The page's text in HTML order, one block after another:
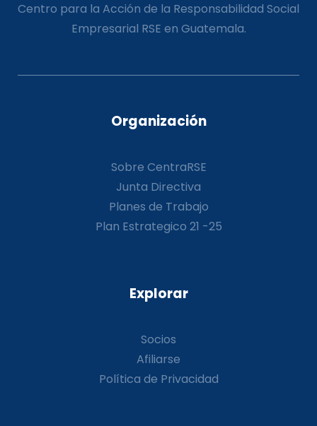
Centro para la Acción de la Responsabilidad Social
Empresarial RSE en Guatemala.
Organización
Sobre CentraRSE
Junta Directiva
Planes de Trabajo
Plan Estrategico 21 -25
Explorar
Socios
Afiliarse
Política de Privacidad